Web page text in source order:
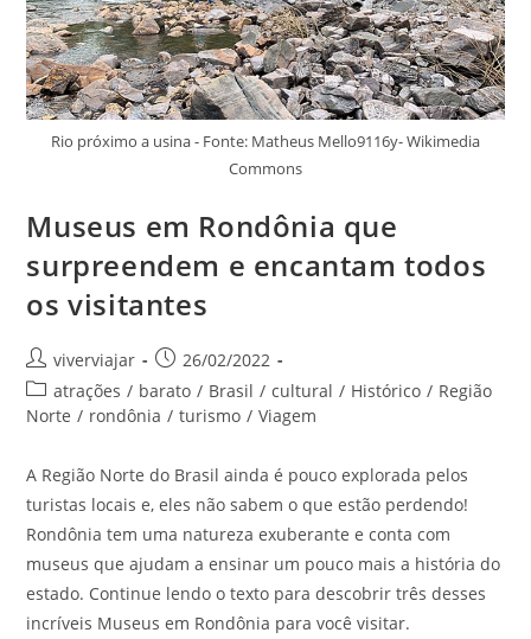
Rio próximo a usina - Fonte: Matheus Mello9116y- Wikimedia
Commons
Museus em Rondônia que
surpreendem e encantam todos
os visitantes
Autor
do
post:
viverviajar
Post
publicado:
26/02/2022
Categoria
do
atrações / barato / Brasil / cultural / Histórico / Região
Norte / rondônia / turismo / Viagem
A Região Norte do Brasil ainda é pouco explorada pelos
turistas locais e, eles não sabem o que estão perdendo!
Rondônia tem uma natureza exuberante e conta com
museus que ajudam a ensinar um pouco mais a história do
estado. Continue lendo o texto para descobrir três desses
incríveis Museus em Rondônia para você visitar.